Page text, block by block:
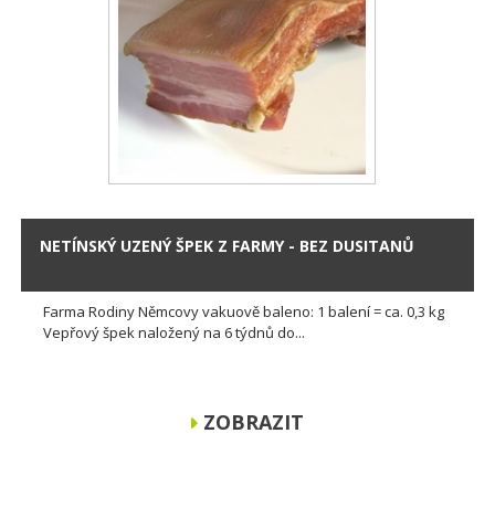
NETÍNSKÝ UZENÝ ŠPEK Z FARMY - BEZ DUSITANŮ
Farma Rodiny Němcovy vakuově baleno: 1 balení = ca. 0,3 kg
Vepřový špek naložený na 6 týdnů do...
ZOBRAZIT